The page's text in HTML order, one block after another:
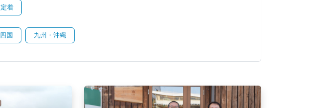
着
四国 九州・沖縄